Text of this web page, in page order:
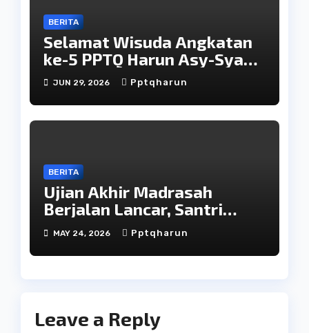
BERITA
Selamat Wisuda Angkatan
ke-5 PPTQ Harun Asy-Syafi’i
Yogyakarta
JUN 29, 2026 Pptqharun
BERITA
Ujian Akhir Madrasah
Berjalan Lancar, Santri
Kelas IX PPTQ Harun Asy-
Syafi’i Lanjutkan Ujian
Kesetaraan Nasional
MAY 24, 2026 Pptqharun
Leave a Reply